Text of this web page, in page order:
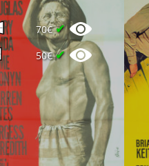
70€✔
50€✔